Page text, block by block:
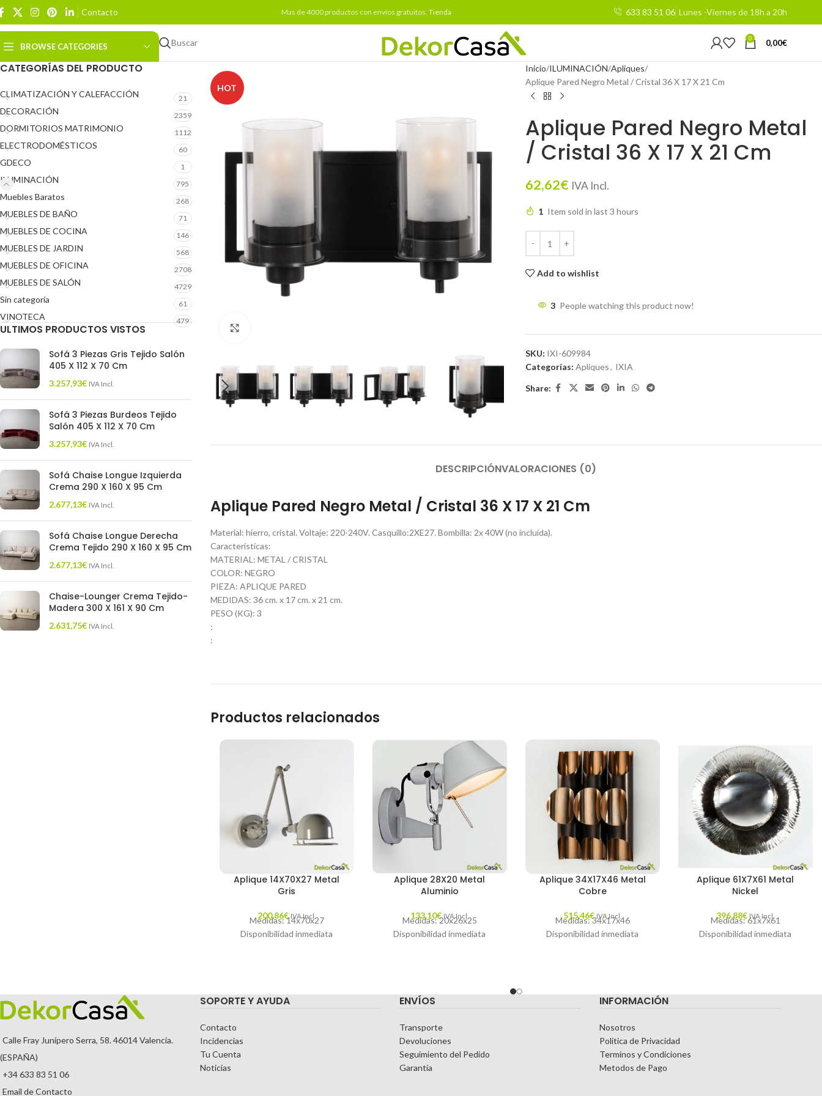
Contacto Mas de 4000 productos con envíos gratuitos. Tienda 633 83 51 06 Lunes -Viernes de 18h a 20h
BROWSE CATEGORIES Buscar 0 0,00€
CATEGORÍAS DEL PRODUCTO
CLIMATIZACIÓN Y CALEFACCIÓN 21
DECORACIÓN 2359
DORMITORIOS MATRIMONIO 1112
ELECTRODOMÉSTICOS 60
GDECO 1
ILUMINACIÓN 795
Muebles Baratos 268
MUEBLES DE BAÑO 71
MUEBLES DE COCINA 146
MUEBLES DE JARDIN 568
MUEBLES DE OFICINA 2708
MUEBLES DE SALÓN 4729
Sin categoría 61
VINOTECA 479
ULTIMOS PRODUCTOS VISTOS
Sofá 3 Piezas Gris Tejido Salón
405 X 112 X 70 Cm
3.257,93€ IVA Incl.
Sofá 3 Piezas Burdeos Tejido
Salón 405 X 112 X 70 Cm
3.257,93€ IVA Incl.
Sofá Chaise Longue Izquierda
Crema 290 X 160 X 95 Cm
2.677,13€ IVA Incl.
Sofá Chaise Longue Derecha
Crema Tejido 290 X 160 X 95 Cm
2.677,13€ IVA Incl.
Chaise-Lounger Crema Tejido-
Madera 300 X 161 X 90 Cm
2.631,75€ IVA Incl.
HOT
Inicio ILUMINACIÓN Apliques
Aplique Pared Negro Metal / Cristal 36 X 17 X 21 Cm
Aplique Pared Negro Metal
/ Cristal 36 X 17 X 21 Cm
62,62€ IVA Incl.
1 Item sold in last 3 hours
Add to wishlist
3 People watching this product now!
SKU: IXI-609984
Categorías: Apliques, IXIA
Share:
DESCRIPCIÓNVALORACIONES (0)
Aplique Pared Negro Metal / Cristal 36 X 17 X 21 Cm
Material: hierro, cristal. Voltaje: 220-240V. Casquillo:2XE27. Bombilla: 2x 40W (no incluída).
Características:
MATERIAL: METAL / CRISTAL
COLOR: NEGRO
PIEZA: APLIQUE PARED
MEDIDAS: 36 cm. x 17 cm. x 21 cm.
PESO (KG): 3
:
:
Productos relacionados
Aplique 14X70X27 Metal
Gris
200,86€ IVA Incl.
Medidas: 14x70x27
Disponibilidad inmediata
Aplique 28X20 Metal
Aluminio
133,10€ IVA Incl.
Medidas: 20x26x25
Disponibilidad inmediata
Aplique 34X17X46 Metal
Cobre
515,46€ IVA Incl.
Medidas: 34x17x46
Disponibilidad inmediata
Aplique 61X7X61 Metal
Nickel
396,88€ IVA Incl.
Medidas: 61x7x61
Disponibilidad inmediata
Calle Fray Junípero Serra, 58. 46014 Valencia.
(ESPAÑA)
+34 633 83 51 06
Email de Contacto
SOPORTE Y AYUDA
Contacto
Incidencias
Tu Cuenta
Noticias
ENVÍOS
Transporte
Devoluciones
Seguimiento del Pedido
Garantía
INFORMACIÓN
Nosotros
Politica de Privacidad
Terminos y Condiciones
Metodos de Pago